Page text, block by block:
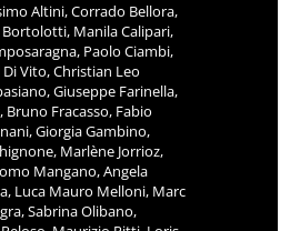
Altini, Corrado Bellora,
Manila Calipari,
Paolo Ciambi,
Vito, Christian Leo
Giuseppe Farinella,
Fracasso, Fabio
Giorgia Gambino,
Marlène Jorrioz,
Mangano, Angela
Luca Mauro Melloni, Marc
Sabrina Olibano,